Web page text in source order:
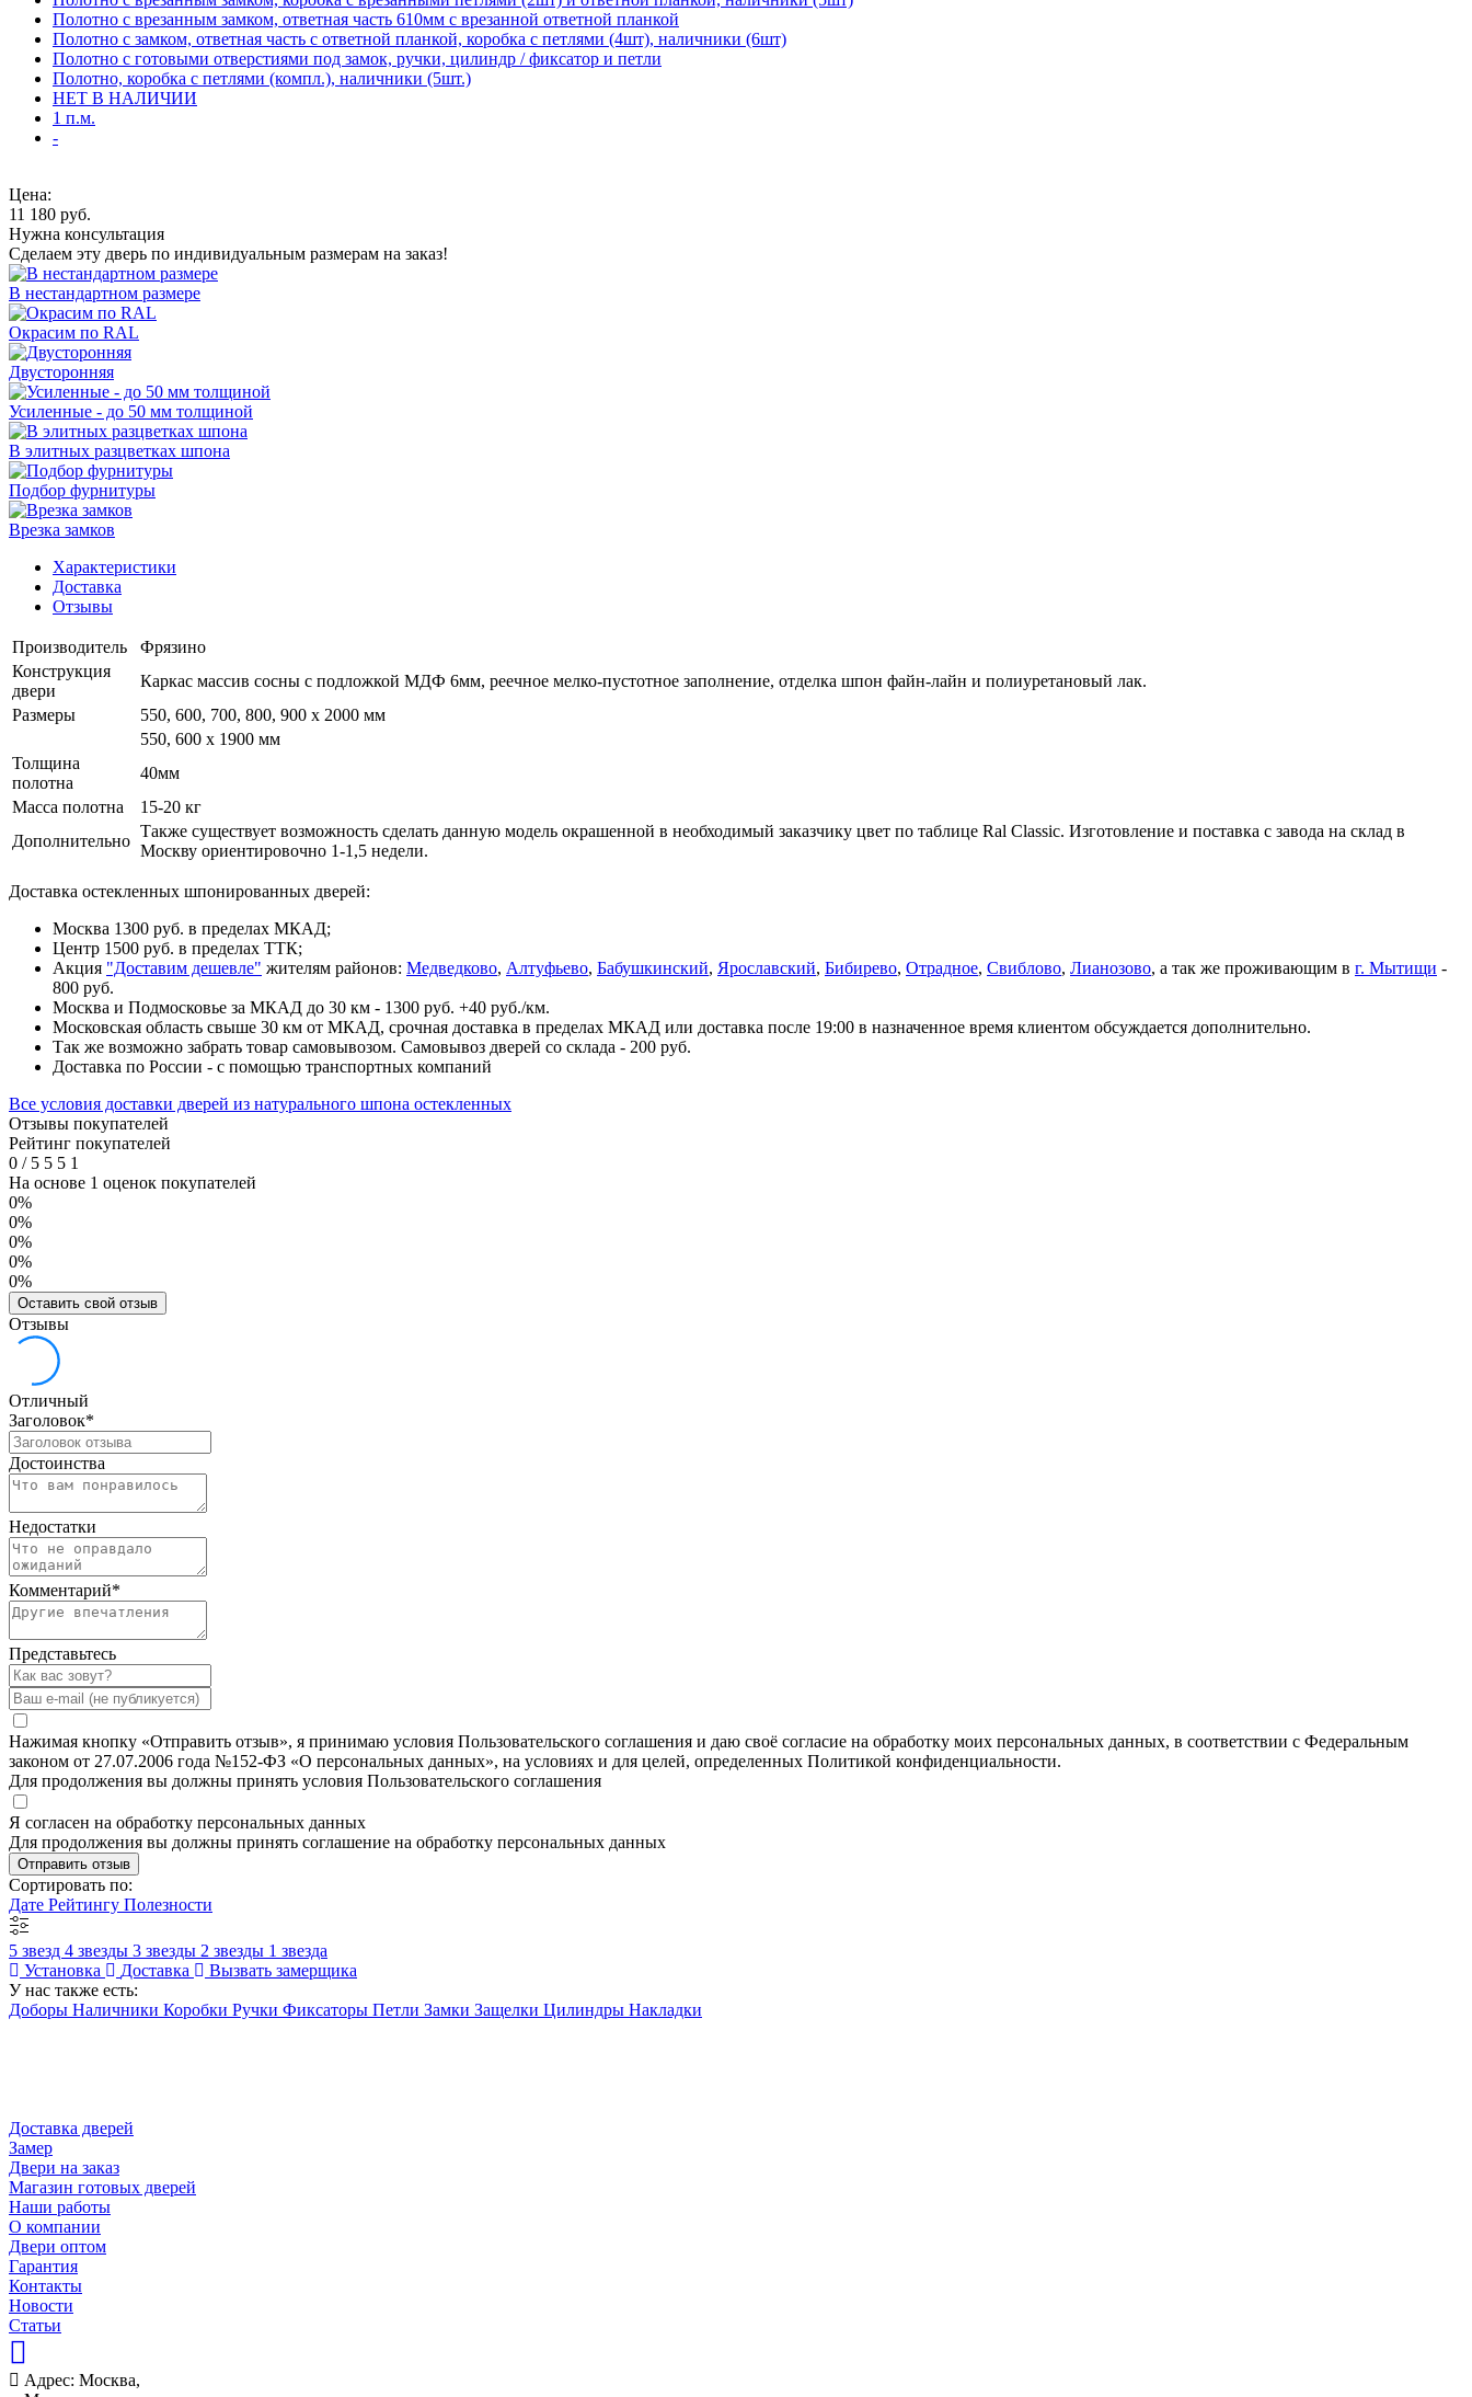
Полотно с врезанным замком, ответная часть 610мм с врезанной ответной планкой
Полотно с замком, ответная часть с ответной планкой, коробка с петлями (4шт), наличники (6шт)
Полотно с готовыми отверстиями под замок, ручки, цилиндр / фиксатор и петли
Полотно, коробка с петлями (компл.), наличники (5шт.)
НЕТ В НАЛИЧИИ
1 п.м.
-
Цена:
11 180 руб.
Нужна консультация
Сделаем эту дверь по индивидуальным размерам на заказ!
В нестандартном размере
Окрасим по RAL
Двусторонняя
Усиленные - до 50 мм толщиной
В элитных разцветках шпона
Подбор фурнитуры
Врезка замков
Характеристики
Доставка
Отзывы
Производитель
Фрязино
Конструкция
двери
Каркас массив сосны с подложкой МДФ 6мм, реечное мелко-пустотное заполнение, отделка шпон файн-лайн и полиуретановый лак.
Размеры
550, 600, 700, 800, 900 x 2000 мм
550, 600 х 1900 мм
Толщина
полотна
40мм
Масса полотна
15-20 кг
Дополнительно
Также существует возможность сделать данную модель окрашенной в необходимый заказчику цвет по таблице Ral Classic. Изготовление и поставка с завода на склад в
Москву ориентировочно 1-1,5 недели.
Доставка остекленных шпонированных дверей:
Москва 1300 руб. в пределах МКАД;
Центр 1500 руб. в пределах ТТК;
Акция "Доставим дешевле" жителям районов: Медведково, Алтуфьево, Бабушкинский, Ярославский, Бибирево, Отрадное, Свиблово, Лианозово, а так же проживающим в г. Мытищи -
800 руб.
Москва и Подмосковье за МКАД до 30 км - 1300 руб. +40 руб./км.
Московская область свыше 30 км от МКАД, срочная доставка в пределах МКАД или доставка после 19:00 в назначенное время клиентом обсуждается дополнительно.
Так же возможно забрать товар самовывозом. Самовывоз дверей со склада - 200 руб.
Доставка по России - с помощью транспортных компаний
Все условия доставки дверей из натурального шпона остекленных
Отзывы покупателей
Рейтинг покупателей
0 /5 5 5 1
На основе 1 оценок покупателей
0%
0%
0%
0%
0%
Оставить свой отзыв
Отзывы
Отличный
Заголовок*
Достоинства
Недостатки
Комментарий*
Представьтесь
Нажимая кнопку «Отправить отзыв», я принимаю условия Пользовательского соглашения и даю своё согласие на обработку моих персональных данных, в соответствии с Федеральным
законом от 27.07.2006 года №152-ФЗ «О персональных данных», на условиях и для целей, определенных Политикой конфиденциальности.
Для продолжения вы должны принять условия Пользовательского соглашения
Я согласен на обработку персональных данных
Для продолжения вы должны принять соглашение на обработку персональных данных
Отправить отзыв
Сортировать по:
Дате Рейтингу Полезности
5 звезд 4 звезды 3 звезды 2 звезды 1 звезда
Установка
Доставка
Вызвать замерщика
У нас также есть:
Доборы Наличники Коробки Ручки Фиксаторы Петли Замки Защелки Цилиндры Накладки
Доставка дверей
Замер
Двери на заказ
Магазин готовых дверей
Наши работы
О компании
Двери оптом
Гарантия
Контакты
Новости
Статьи
Адрес: Москва,